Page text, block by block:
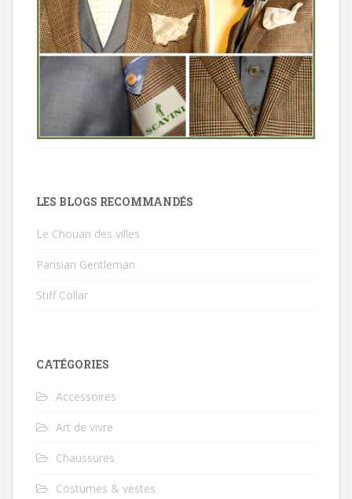
LES BLOGS RECOMMANDÉS
Le Chouan des villes
Parisian Gentleman
Stiff Collar
CATÉGORIES
Accessoires
Art de vivre
Chaussures
Costumes & vestes